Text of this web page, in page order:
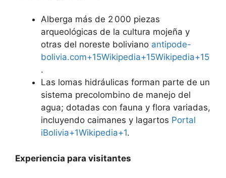
Alberga más de 2 000 piezas
arqueológicas de la cultura mojeña y
otras del noreste boliviano antipode-
bolivia.com+15Wikipedia+15Wikipedia+15
.
Las lomas hidráulicas forman parte de un
sistema precolombino de manejo del
agua; dotadas con fauna y flora variadas,
incluyendo caimanes y lagartos Portal
iBolivia+1Wikipedia+1.
Experiencia para visitantes